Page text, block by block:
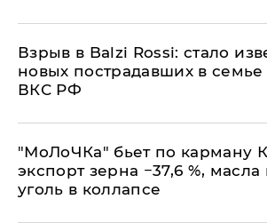
Взрыв в Balzi Rossi: стало
новых пострадавших в семье
ВКС РФ
​"МоЛоЧКа" бьет по карману
экспорт зерна −37,6 %, масла
уголь в коллапсе